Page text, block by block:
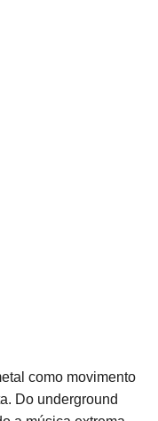
como movimento
Do underground